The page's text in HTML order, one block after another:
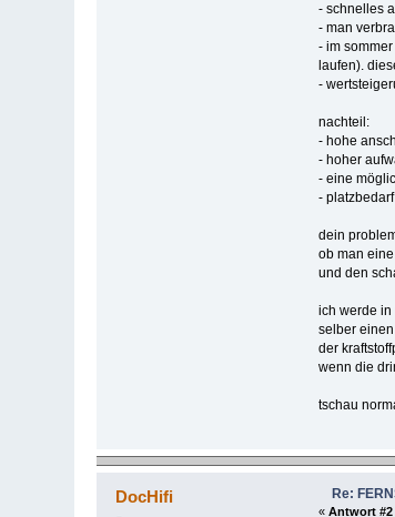
- schnelles
- man
- im
laufen).
-
nachteil:
- hohe
- hoher
- eine
- platzbedarf
dein
ob man
und den
ich werde in
selber
der
wenn die
tschau
DocHifi Re:
« Antwort #2